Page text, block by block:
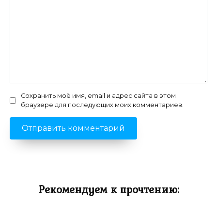
Сохранить моё имя, email и адрес сайта в этом
браузере для последующих моих комментариев.
Рекомендуем к прочтению: